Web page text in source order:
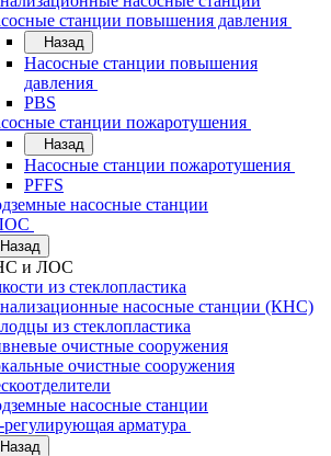
станции повышения давления
Назад
Насосные станции повышения
давления
PBS
станции пожаротушения
Назад
Насосные станции пожаротушения
PFFS
насосные станции
Назад
и ЛОС
из стеклопластика
насосные станции (КНС)
из стеклопластика
очистные сооружения
очистные сооружения
насосные станции
арматура
Назад